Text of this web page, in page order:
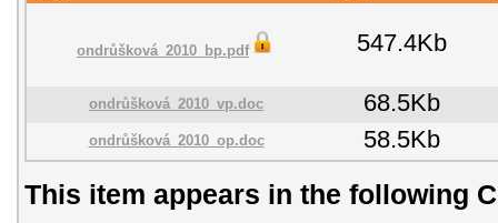
ondrůšková_2010_bp.pdf 547.4Kb
ondrůšková_2010_vp.doc 68.5Kb
ondrůšková_2010_op.doc 58.5Kb
This item appears in the following